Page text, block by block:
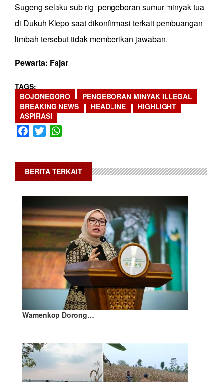
Sugeng selaku sub rig pengeboran sumur minyak tua
di Dukuh Klepo saat dikonfirmasi terkait pembuangan
limbah tersebut tidak memberikan jawaban.
Pewarta: Fajar
TAGS
BOJONEGORO
PENGEBORAN MINYAK ILLEGAL
BREAKING NEWS
HEADLINE
HIGHLIGHT
ASPIRASI
Facebook
Twitter
BERITA TERKAIT
Wamenkop Dorong…